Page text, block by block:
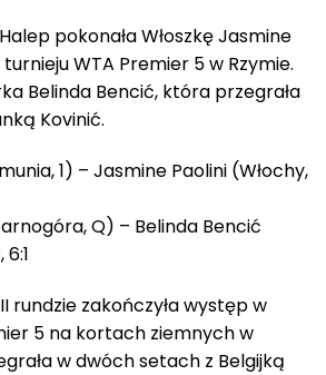
pokonała Włoszkę Jasmine
WTA Premier 5 w Rzymie.
Belinda Bencić, która przegrała
Kovinić.
1) – Jasmine Paolini (Włochy,
Q) – Belinda Bencić
rundzie zakończyła występ w
5 na kortach ziemnych w
w dwóch setach z Belgijką